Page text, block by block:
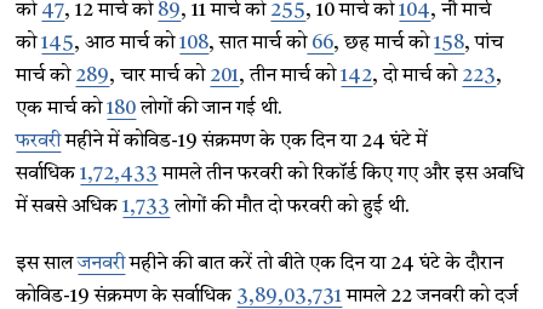
को 47, 12 मार्च को 89, 11 मार्च को 255, 10 मार्च को104, नौ मार्च
को145, आठ मार्च को108, सात मार्च को66, छह मार्च को158, पांच
मार्च को 289, चार मार्च को 201, तीन मार्च को142, दो मार्च को 223,
एक मार्च को180लोगों की जान गई थी.
फरवरीमहीने में कोविड-19 संक्रमण के एक दिन या 24 घंटे में
सर्वाधिक1,72,433 मामले तीन फरवरी को रिकॉर्ड किए गए और इस अवधि
में सबसे अधिक1,733 लोगों की मौत दो फरवरी को हुई थी.
इस सालजनवरीमहीने की बात करें तो बीते एक दिन या 24 घंटे के दौरान
कोविड-19 संक्रमण के सर्वाधिक 3,89,03,731मामले 22 जनवरी को दर्ज